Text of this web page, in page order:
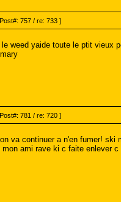
757 / re: 733 ]
weed yaide toute le ptit
781 / re: 720 ]
va continuer a n'en fumer!
ami rave ki c faite enlever